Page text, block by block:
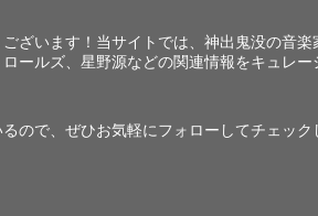
ざいます！当サイトでは、神出鬼没の音楽
ールズ、星野源などの関連情報をキュレー
ので、ぜひお気軽にフォローしてチェック